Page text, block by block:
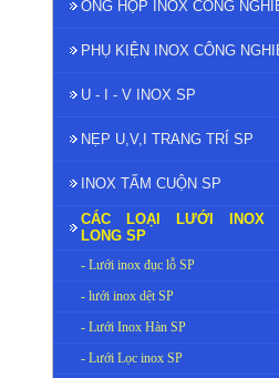
ỐNG HỘP INOX CÔNG
PHỤ KIỆN INOX CÔNG
U - I - V INOX SP
NẸP U,V,I TRANG TRÍ SP
INOX TẤM CUỘN SP
CÁC LOẠI LƯỚI INOX
LONG SP
- Lưới inox đục lỗ SP
- lưới inox dệt SP
- Lưới Inox Hàn SP
- Lưới Lọc inox SP